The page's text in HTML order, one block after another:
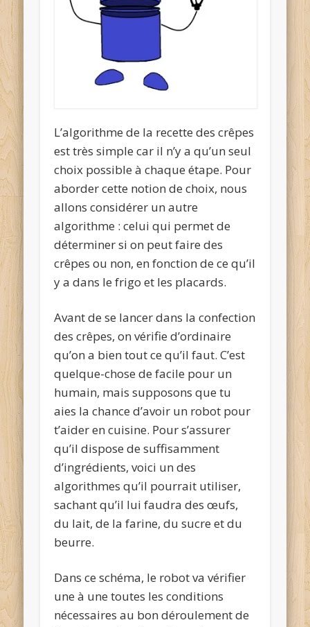
L’algorithme de la recette des crêpes
est très simple car il n’y a qu’un seul
choix possible à chaque étape. Pour
aborder cette notion de choix, nous
allons considérer un autre
algorithme : celui qui permet de
déterminer si on peut faire des
crêpes ou non, en fonction de ce qu’il
y a dans le frigo et les placards.
Avant de se lancer dans la confection
des crêpes, on vérifie d’ordinaire
qu’on a bien tout ce qu’il faut. C’est
quelque-chose de facile pour un
humain, mais supposons que tu
aies la chance d’avoir un robot pour
t’aider en cuisine. Pour s’assurer
qu’il dispose de suffisamment
d’ingrédients, voici un des
algorithmes qu’il pourrait utiliser,
sachant qu’il lui faudra des œufs,
du lait, de la farine, du sucre et du
beurre.
Dans ce schéma, le robot va vérifier
une à une toutes les conditions
nécessaires au bon déroulement de